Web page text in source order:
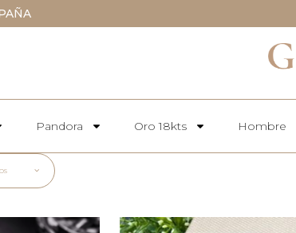
Pandora Oro 18kts Hombre